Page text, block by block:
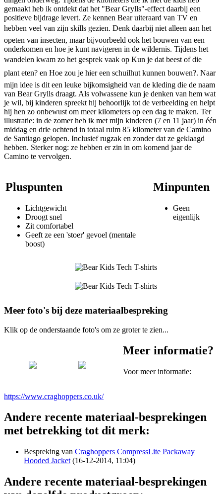
gemaakt heb ik ontdekt dat het "Bear Grylls"-effect daarbij een
positieve bijdrage levert. Ze kennen Bear uiteraard van TV en
hebben veel van zijn skills gezien. Denk daarbij niet alleen aan het
opeten van insecten, maar bijvoorbeeld ook het bouwen van een
onderkomen en hoe je kunt navigeren in de wildernis. Tijdens het
wandelen kwam zo het gesprek vaak op Kun je dat beest of die
plant eten? en Hoe zou je hier een schuilhut kunnen bouwen?. Naar
mijn idee is dit een leuke bijkomsigheid van de kleding die de naam
van Bear Grylls draagt. Als volwassene kun je denken van hem wat
je wil, bij kinderen spreekt hij behoorlijk tot de verbeelding en helpt
hij hen zo onbewust om meer kilometers op een dag te maken. Ter
illustratie: in de zomer heb ik met mijn kinderen (7 en 11 jaar) in één
middag en drie ochtend in totaal ruim 85 kilometer van de Camino
de Santiago gelopen. Inclusief rugzak en zonder dat ze geklaagd
hebben. Sterker nog: ze hebben er zin in om komend jaar de
Camino te vervolgen.
Pluspunten
Lichtgewicht
Droogt snel
Zit comfortabel
Geeft ze een 'stoer' gevoel (mentale
boost)
Minpunten
Geen
eigenlijk
Meer foto's bij deze materiaalbespreking
Klik op de onderstaande foto's om ze groter te zien...
Meer informatie?
Voor meer informatie:
https://www.craghoppers.co.uk/
Andere recente materiaal-besprekingen
met betrekking tot dit merk:
Bespreking van Craghoppers CompressLite Packaway
Hooded Jacket (16-12-2014, 11:04)
Andere recente materiaal-besprekingen